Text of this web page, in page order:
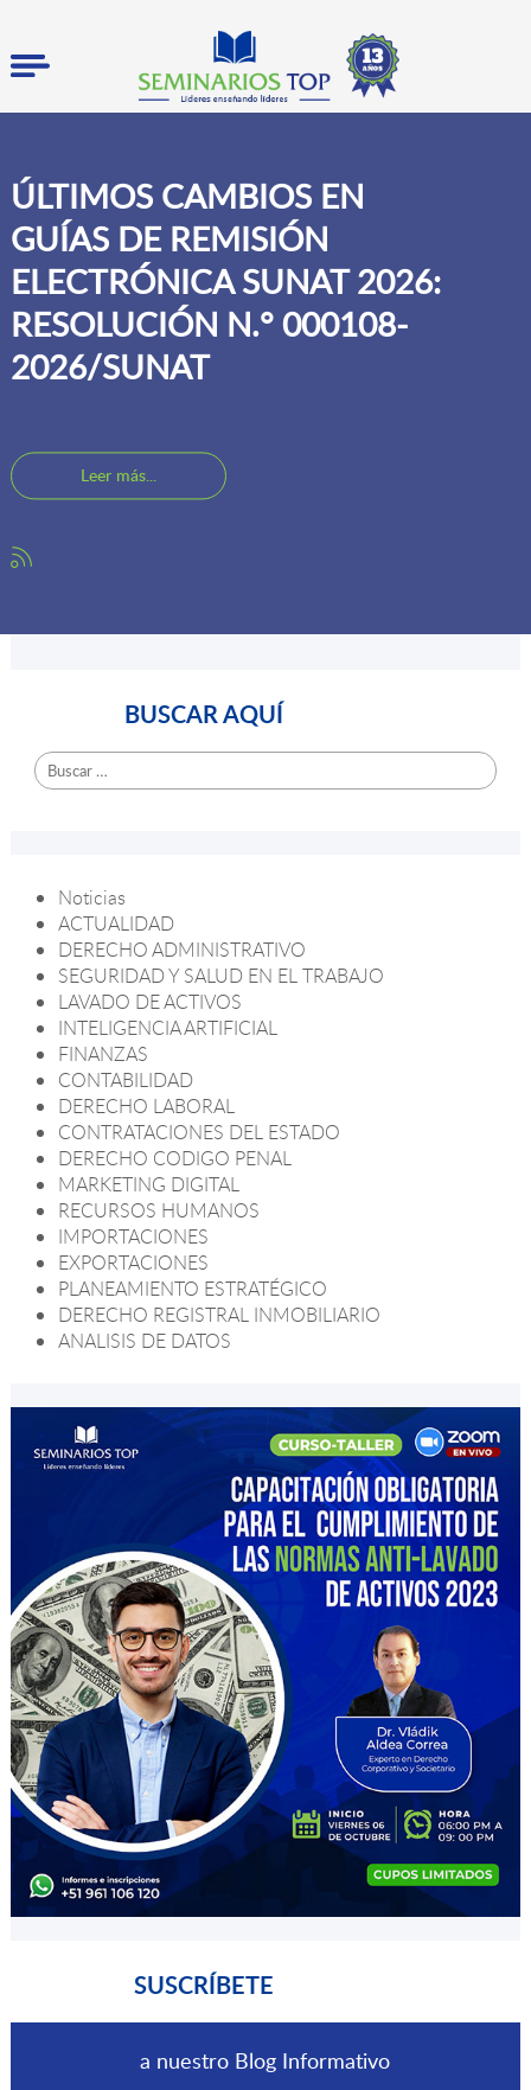
ÚLTIMOS CAMBIOS EN
GUÍAS DE REMISIÓN
ELECTRÓNICA SUNAT 2026:
RESOLUCIÓN N.° 000108-
2026/SUNAT
Leer más...
BUSCAR AQUÍ
Buscar:
Noticias
ACTUALIDAD
DERECHO ADMINISTRATIVO
SEGURIDAD Y SALUD EN EL TRABAJO
LAVADO DE ACTIVOS
INTELIGENCIA ARTIFICIAL
FINANZAS
CONTABILIDAD
DERECHO LABORAL
CONTRATACIONES DEL ESTADO
DERECHO CODIGO PENAL
MARKETING DIGITAL
RECURSOS HUMANOS
IMPORTACIONES
EXPORTACIONES
PLANEAMIENTO ESTRATÉGICO
DERECHO REGISTRAL INMOBILIARIO
ANALISIS DE DATOS
SUSCRÍBETE
a nuestro Blog Informativo